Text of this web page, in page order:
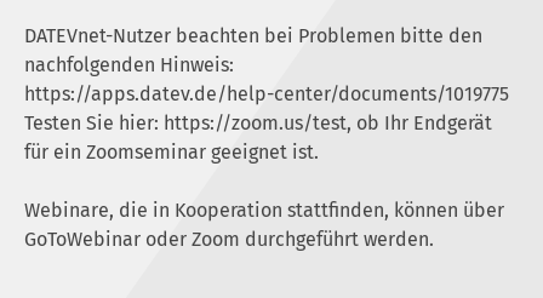
DATEVnet-Nutzer beachten bei Problemen bitte den
nachfolgenden Hinweis:
https://apps.datev.de/help-center/documents/1019775
Testen Sie hier: https://zoom.us/test, ob Ihr Endgerät
für ein Zoomseminar geeignet ist.
Webinare, die in Kooperation stattfinden, können über
GoToWebinar oder Zoom durchgeführt werden.